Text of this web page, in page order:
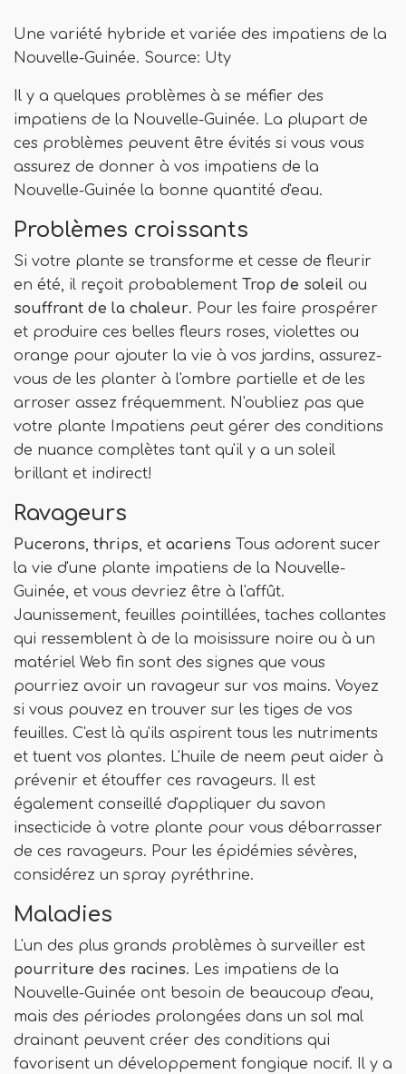
Une variété hybride et variée des impatiens de la
Nouvelle-Guinée. Source: Uty
Il y a quelques problèmes à se méfier des
impatiens de la Nouvelle-Guinée. La plupart de
ces problèmes peuvent être évités si vous vous
assurez de donner à vos impatiens de la
Nouvelle-Guinée la bonne quantité d'eau.
Problèmes croissants
Si votre plante se transforme et cesse de fleurir
en été, il reçoit probablement Trop de soleil ou
souffrant de la chaleur. Pour les faire prospérer
et produire ces belles fleurs roses, violettes ou
orange pour ajouter la vie à vos jardins, assurez-
vous de les planter à l'ombre partielle et de les
arroser assez fréquemment. N'oubliez pas que
votre plante Impatiens peut gérer des conditions
de nuance complètes tant qu'il y a un soleil
brillant et indirect!
Ravageurs
Pucerons, thrips, et acariens Tous adorent sucer
la vie d'une plante impatiens de la Nouvelle-
Guinée, et vous devriez être à l'affût.
Jaunissement, feuilles pointillées, taches collantes
qui ressemblent à de la moisissure noire ou à un
matériel Web fin sont des signes que vous
pourriez avoir un ravageur sur vos mains. Voyez
si vous pouvez en trouver sur les tiges de vos
feuilles. C'est là qu'ils aspirent tous les nutriments
et tuent vos plantes. L'huile de neem peut aider à
prévenir et étouffer ces ravageurs. Il est
également conseillé d'appliquer du savon
insecticide à votre plante pour vous débarrasser
de ces ravageurs. Pour les épidémies sévères,
considérez un spray pyréthrine.
Maladies
L'un des plus grands problèmes à surveiller est
pourriture des racines. Les impatiens de la
Nouvelle-Guinée ont besoin de beaucoup d'eau,
mais des périodes prolongées dans un sol mal
drainant peuvent créer des conditions qui
favorisent un développement fongique nocif. Il y a